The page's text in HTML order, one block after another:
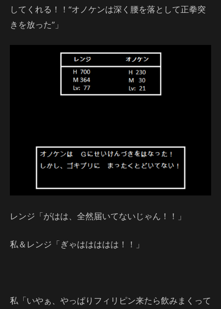
してくれる！！“オノケンは深く腰を落として正拳突
きを放った”」
レンジ「がはは、全然届いてないじゃん！！」
私＆レンジ「ぎゃははははは！！」
私「いやぁ、やっぱりフィリピン来たら飲みまくって